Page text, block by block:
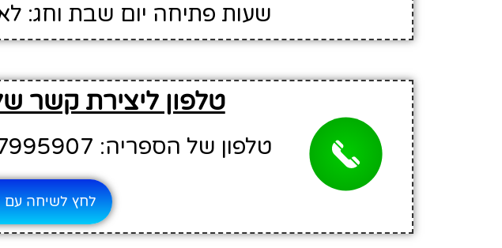
שעות פתיחה יום שבת וחג: לא
טלפון ליצירת קשר
טלפון של הספריה: 09-7995907
לחץ לשיחה עם